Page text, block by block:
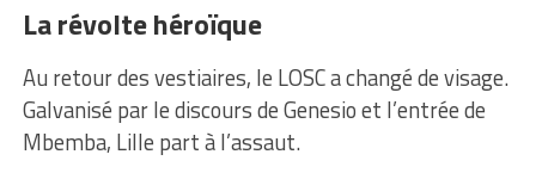
La révolte héroïque
Au retour des vestiaires, le LOSC a changé de visage.
Galvanisé par le discours de Genesio et l’entrée de
Mbemba, Lille part à l’assaut.